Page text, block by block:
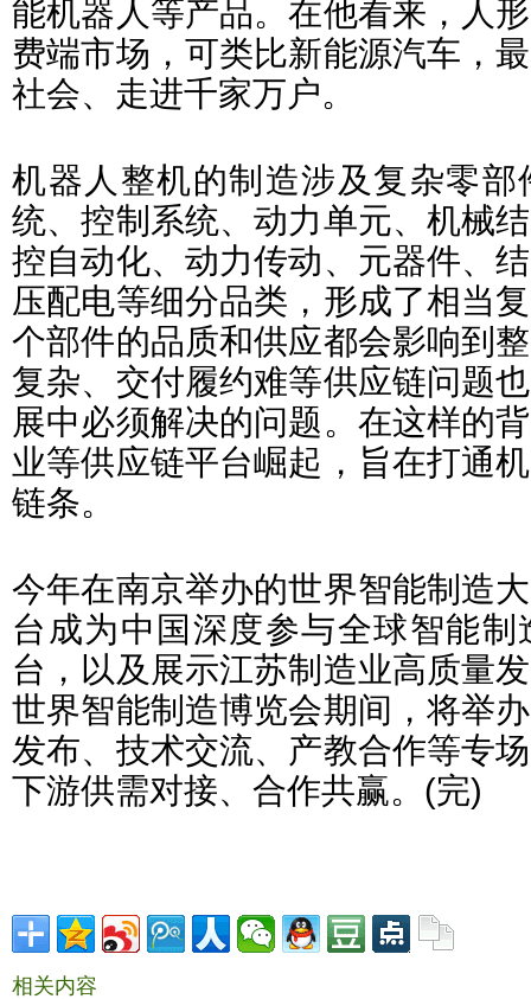
能机器人等产品。在他看来，人
费端市场，可类比新能源汽车，
社会、走进千家万户。
机器人整机的制造涉及复杂零
统、控制系统、动力单元、机械
控自动化、动力传动、元器件、
压配电等细分品类，形成了相当
个部件的品质和供应都会影响到
复杂、交付履约难等供应链问题
展中必须解决的问题。在这样的
业等供应链平台崛起，旨在打通
链条。
今年在南京举办的世界智能制造
台成为中国深度参与全球智能
台，以及展示江苏制造业高质量
世界智能制造博览会期间，将举
发布、技术交流、产教合作等专
下游供需对接、合作共赢。(完)
相关内容